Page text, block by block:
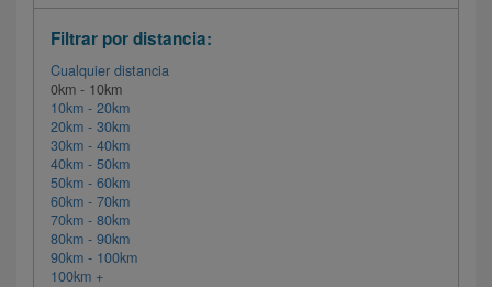
Filtrar por distancia:
Cualquier distancia
0km - 10km
10km - 20km
20km - 30km
30km - 40km
40km - 50km
50km - 60km
60km - 70km
70km - 80km
80km - 90km
90km - 100km
100km +